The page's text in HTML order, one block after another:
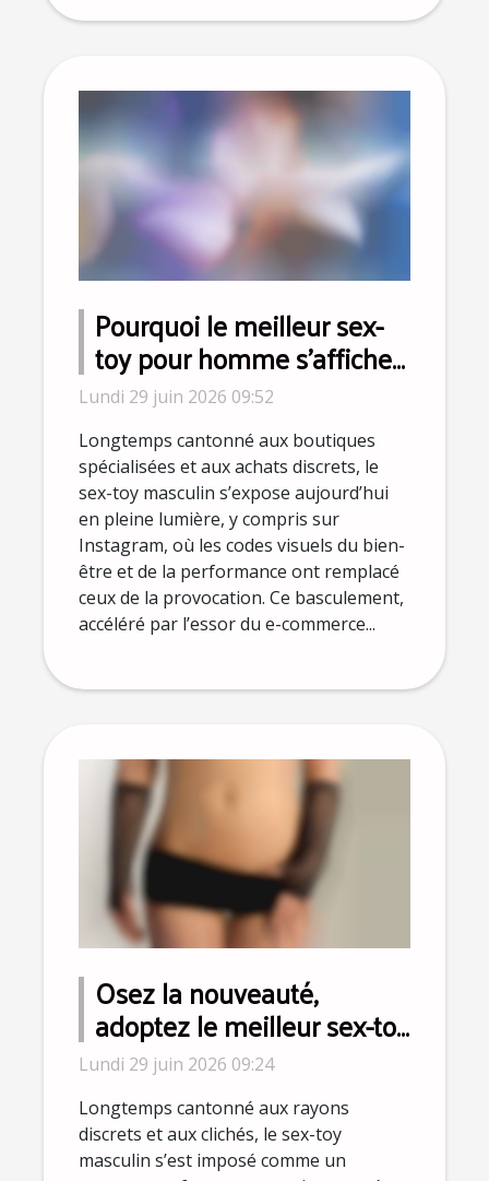
Pourquoi le meilleur sex-
toy pour homme s’affiche
désormais sur Instagram ?
Lundi 29 juin 2026 09:52
Longtemps cantonné aux boutiques
spécialisées et aux achats discrets, le
sex-toy masculin s’expose aujourd’hui
en pleine lumière, y compris sur
Instagram, où les codes visuels du bien-
être et de la performance ont remplacé
ceux de la provocation. Ce basculement,
accéléré par l’essor du e-commerce...
Osez la nouveauté,
adoptez le meilleur sex-toy
pour homme selon les
sexologues
Lundi 29 juin 2026 09:24
Longtemps cantonné aux rayons
discrets et aux clichés, le sex-toy
masculin s’est imposé comme un